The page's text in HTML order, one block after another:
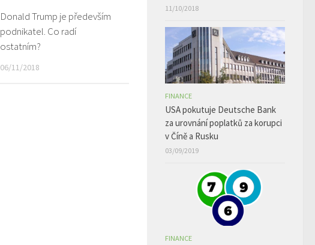
Donald Trump je především
podnikatel. Co radí
ostatním?
06/11/2018
11/10/2018
FINANCE
USA pokutuje Deutsche Bank
za urovnání poplatků za korupci
v Číně a Rusku
03/09/2019
FINANCE